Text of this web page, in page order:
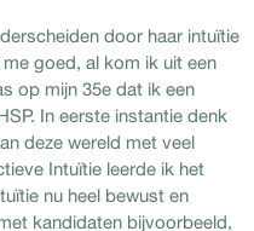
door haar intuïtie
goed, al kom ik uit een
op mijn 35e dat ik een
In eerste instantie denk
deze wereld met veel
Intuïtie leerde ik het
nu heel bewust en
kandidaten bijvoorbeeld,